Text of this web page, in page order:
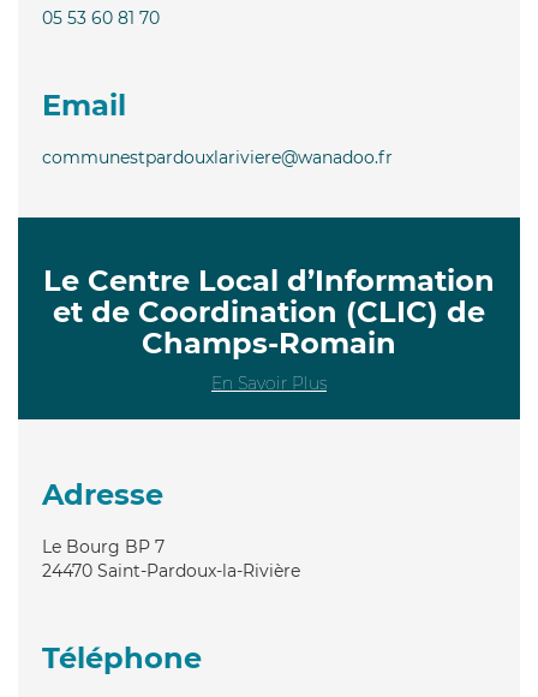
05 53 60 81 70
Email
communestpardouxlariviere@wanadoo.fr
Le Centre Local d’Information
et de Coordination (CLIC) de
Champs-Romain
En Savoir Plus
Adresse
Le Bourg BP 7
24470 Saint-Pardoux-la-Rivière
Téléphone